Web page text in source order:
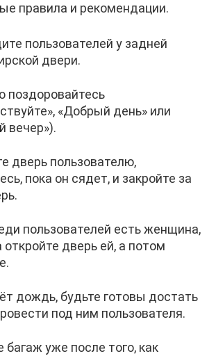
правила и рекомендации.
пользователей у задней
двери.
поздоровайтесь
«Добрый день» или
вечер»).
дверь пользователю,
пока он сядет, и закройте за
пользователей есть женщина,
откройте дверь ей, а потом
дождь, будьте готовы достать
под ним пользователя.
багаж уже после того, как